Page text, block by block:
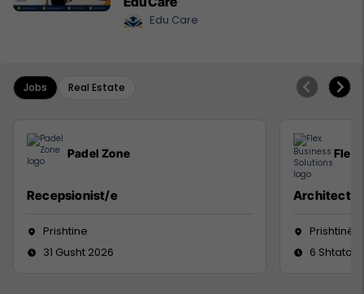
Edu Care
Jobs Real Estate
Padel Zone
Recepsionist/e
Prishtine
31 Gusht 2026
Flex
Architect
Prishtinë
6 Shtator